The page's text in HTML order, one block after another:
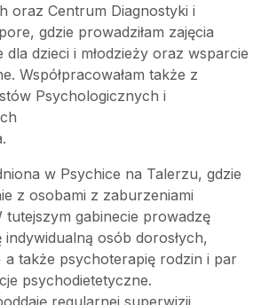
oraz Centrum Diagnostyki i
gdzie prowadziłam zajęcia
dzieci i młodzieży oraz wsparcie
Współpracowałam także z
Psychologicznych i
w Psychice na Talerzu, gdzie
z osobami z zaburzeniami
tutejszym gabinecie prowadzę
osób dorosłych,
a także psychoterapię rodzin i par
psychodietetyczne.